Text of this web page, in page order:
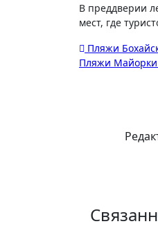
В преддверии
мест, где
Пляжи
Пляжи Майорки